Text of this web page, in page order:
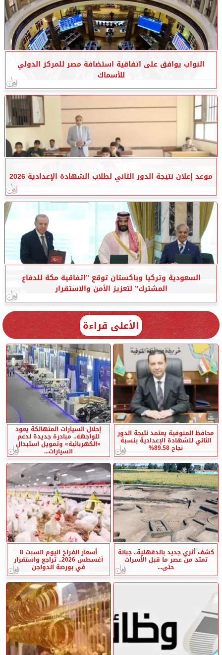
النواب يوافق على اتفاقية استضافة مصر للمركز الدولي
للأسماك
موعد إعلان نتيجة الدور الثاني لطلاب الشهادة الإعدادية 2026
السعودية وتركيا وباكستان توقع ”اتفاقية مكة للدفاع
المشترك” لتعزيز الأمن والاستقرار
الأعلى قراءة
محافظ المنوفية يعتمد نتيجة الدور
الثاني للشهادة الإعدادية بنسبة
نجاح 89.58%
إحلال السيارات المتهالكة يعود
للواجهة.. مبادرة جديدة لدعم
«الكهربائية» وتمويل استبدال
السيارات...
كشف أثري جديد بالدقهلية.. جبانة
تمتد من عصر ما قبل الأسرات
حتى...
أسعار الفراخ اليوم السبت 8
أغسطس 2026.. تراجع واستقرار
في بورصة الدواجن